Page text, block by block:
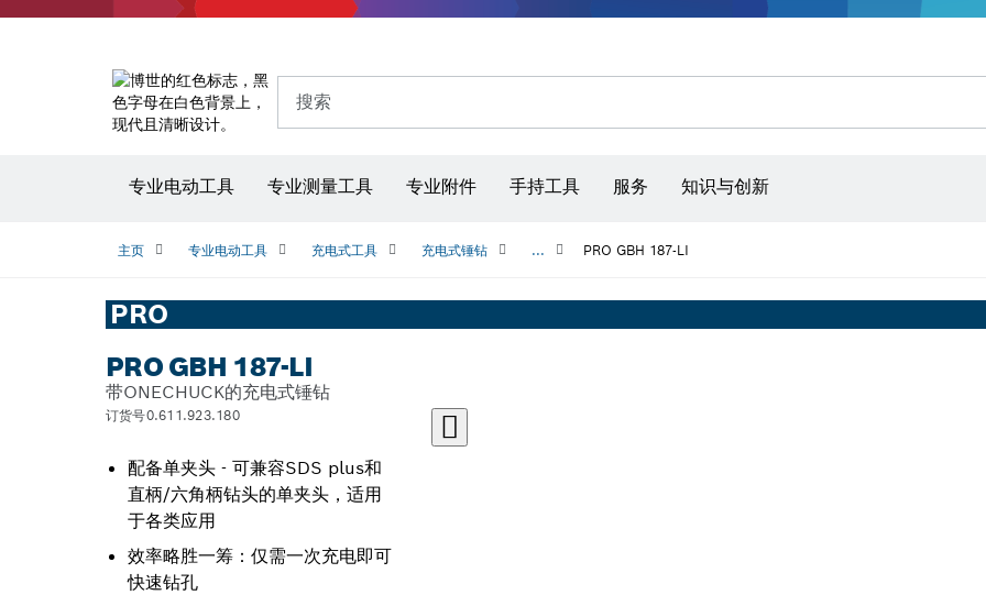
搜索
专业电动工具 专业测量工具 专业附件 手持工具 服务 知识与创新
主页 专业电动工具 充电式工具 充电式锤钻 ... PRO GBH 187-LI
PRO
PRO GBH 187-LI
带ONECHUCK的充电式锤钻
订货号0.611.923.180
配备单夹头 - 可兼容SDS plus和
直柄/六角柄钻头的单夹头，适用
于各类应用
效率略胜一筹：仅需一次充电即可
快速钻孔